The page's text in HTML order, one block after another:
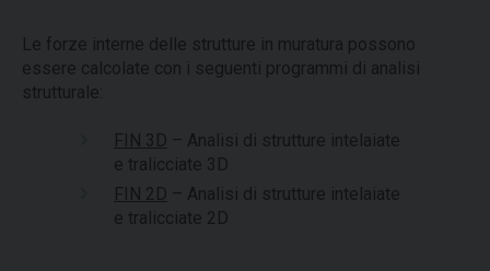
Le forze interne delle strutture in muratura possono
essere calcolate con i seguenti programmi di analisi
strutturale:
FIN 3D – Analisi di strutture intelaiate
e tralicciate 3D
FIN 2D – Analisi di strutture intelaiate
e tralicciate 2D